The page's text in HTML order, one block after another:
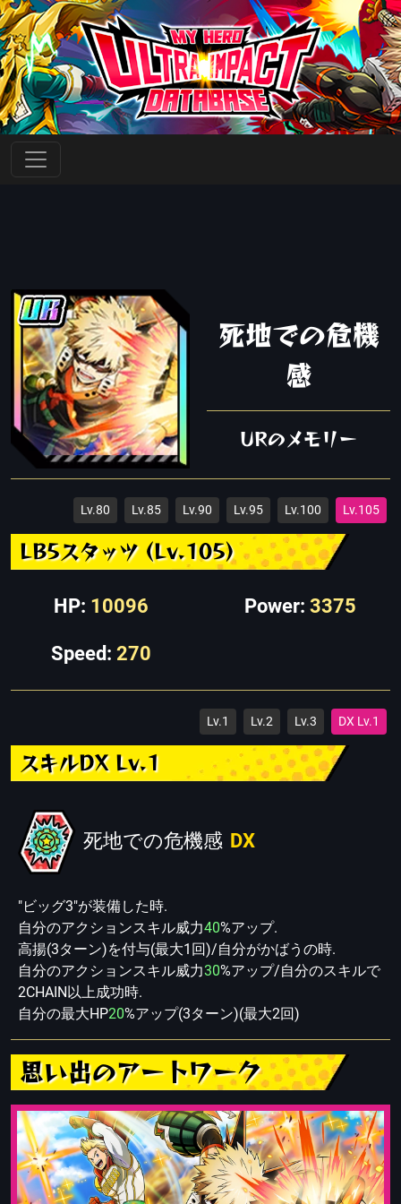
死地での危機
感
URのメモリー
Lv.80 Lv.85 Lv.90 Lv.95 Lv.100 Lv.105
LB5スタッツ (Lv.105)
HP: 10096 Power: 3375
Speed: 270
Lv.1 Lv.2 Lv.3 DX Lv.1
スキルDX Lv.1
死地での危機感 DX
"ビッグ3"が装備した時.
自分のアクションスキル威力40%アップ.
高揚(3ターン)を付与(最大1回)/自分がかばうの時.
自分のアクションスキル威力30%アップ/自分のスキルで
2CHAIN以上成功時.
自分の最大HP20%アップ(3ターン)(最大2回)
思い出のアートワーク